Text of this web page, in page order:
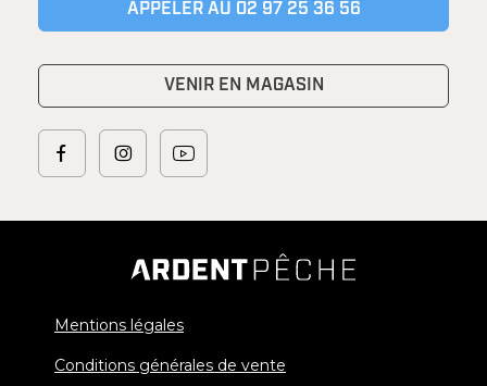
APPELER AU 02 97 25 36 56
VENIR EN MAGASIN
Mentions légales
Conditions générales de vente